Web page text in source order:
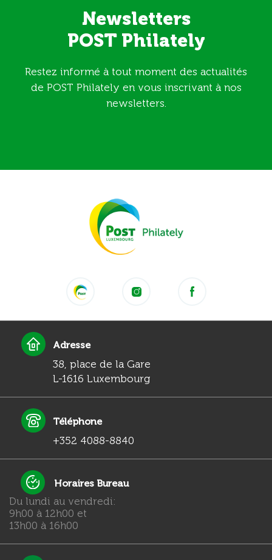
Newsletters
POST Philately
Restez informé à tout moment des actualités
de POST Philately en vous inscrivant à nos
newsletters.
Adresse
38, place de la Gare
L-1616 Luxembourg
Téléphone
+352 4088-8840
Horaires Bureau
Du lundi au vendredi:
9h00 à 12h00 et
13h00 à 16h00